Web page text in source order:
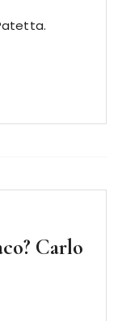
Patetta.
Carlo